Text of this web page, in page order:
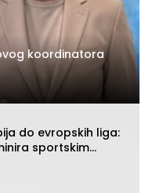
koordinatora
do evropskih liga:
sportskim